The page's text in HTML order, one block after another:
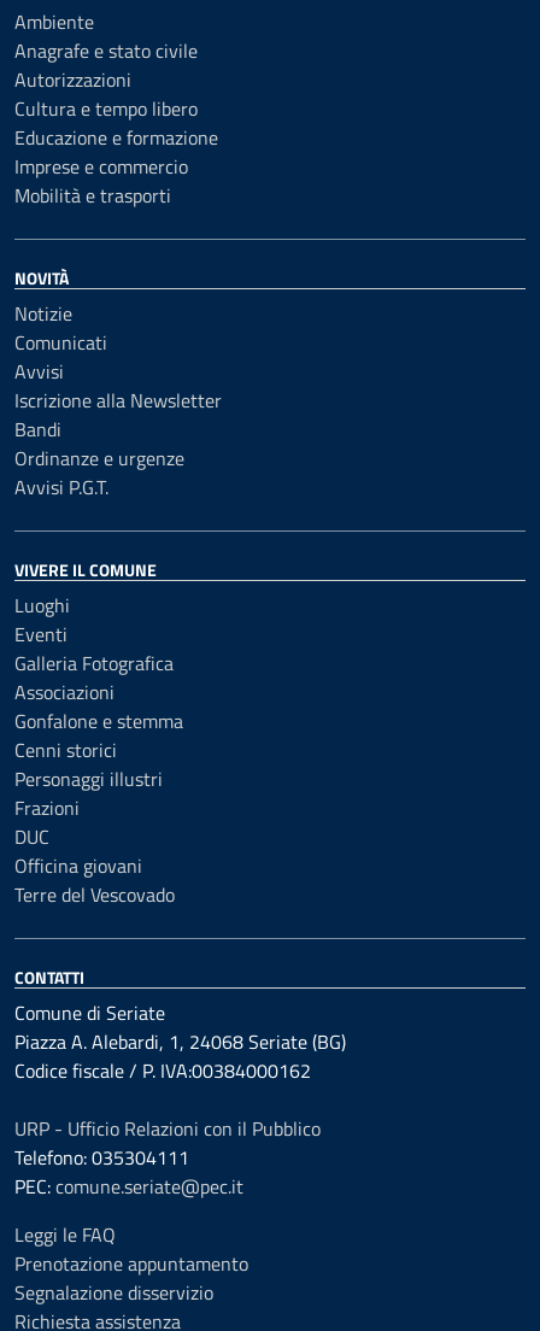
Ambiente
Anagrafe e stato civile
Autorizzazioni
Cultura e tempo libero
Educazione e formazione
Imprese e commercio
Mobilità e trasporti
NOVITÀ
Notizie
Comunicati
Avvisi
Iscrizione alla Newsletter
Bandi
Ordinanze e urgenze
Avvisi P.G.T.
VIVERE IL COMUNE
Luoghi
Eventi
Galleria Fotografica
Associazioni
Gonfalone e stemma
Cenni storici
Personaggi illustri
Frazioni
DUC
Officina giovani
Terre del Vescovado
CONTATTI
Comune di Seriate
Piazza A. Alebardi, 1, 24068 Seriate (BG)
Codice fiscale / P. IVA:00384000162
URP - Ufficio Relazioni con il Pubblico
Telefono: 035304111
PEC:comune.seriate@pec.it
Leggi le FAQ
Prenotazione appuntamento
Segnalazione disservizio
Richiesta assistenza